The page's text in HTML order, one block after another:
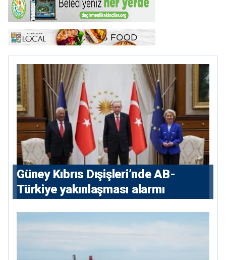
Güney Kıbrıs Dışişleri’nde AB-
Türkiye yakınlaşması alarmı